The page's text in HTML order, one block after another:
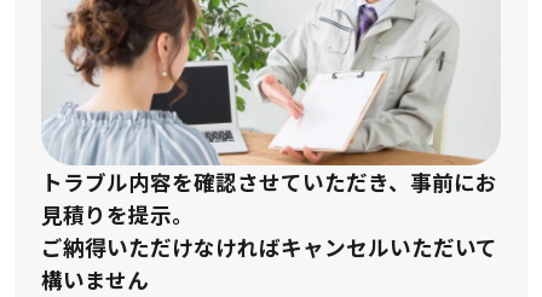
トラブル内容を確認させていただき、事前にお
見積りを提示。
ご納得いただけなければキャンセルいただいて
構いません